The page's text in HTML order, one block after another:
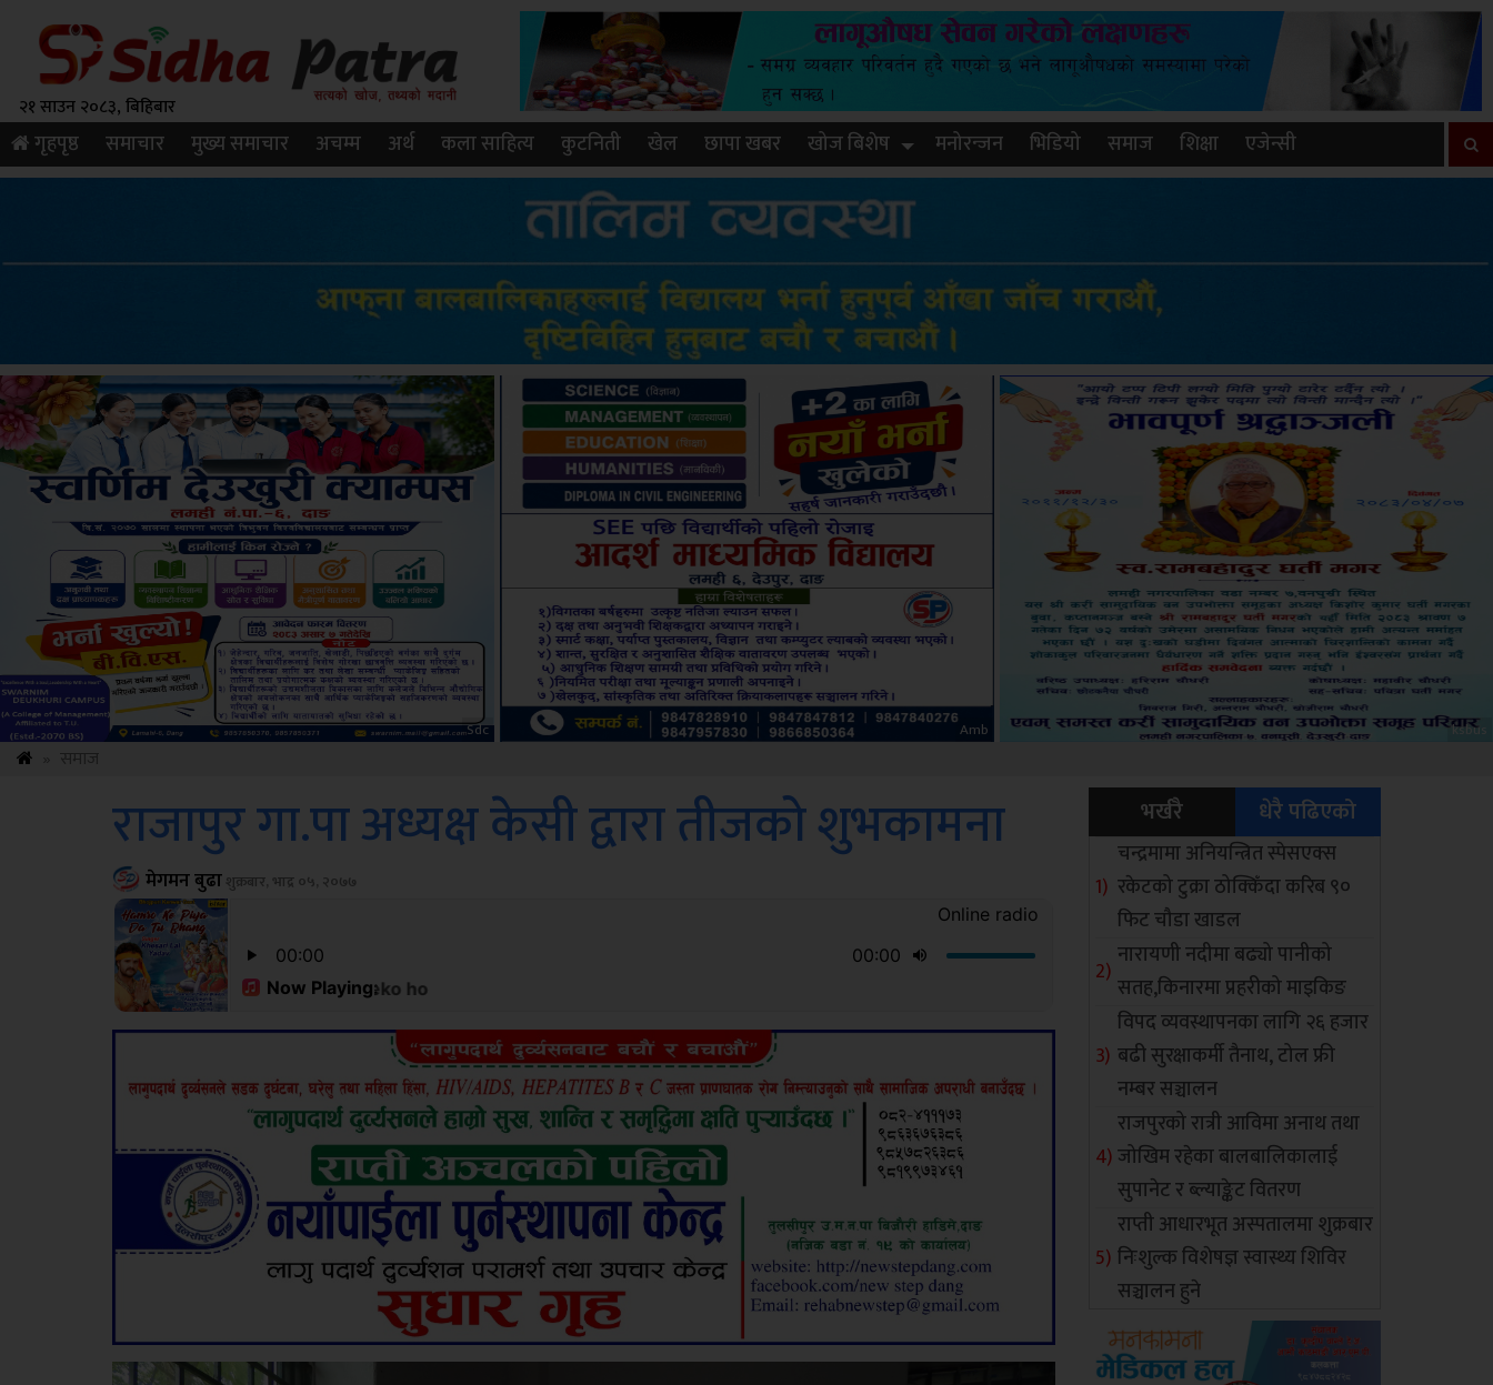
२१ साउन २०८३, बिहिबार
गृहपृष्ठ समाचार मुख्य समाचार अचम्म अर्थ कला साहित्य कुटनिती खेल छापा खबर खोज बिशेष मनोरन्जन भिडियो समाज शिक्षा एजेन्सी
Amb ksbus Sdc
राजापुर गा.पा अध्यक्ष केसी द्वारा तीजको शुभकामना
मेगमन बुढाशुक्रबार, भाद्र ०५, २०७७
भर्खरै धेरै पढिएको
चन्द्रमामा अनियन्त्रित स्पेसएक्स
रकेटको टुक्रा ठोक्किँदा करिब ९०
फिट चौडा खाडल
नारायणी नदीमा बढ्यो पानीको
सतह,किनारमा प्रहरीको माइकिङ
विपद व्यवस्थापनका लागि २६ हजार
बढी सुरक्षाकर्मी तैनाथ, टोल फ्री
नम्बर सञ्चालन
राजपुरको रात्री आविमा अनाथ तथा
जोखिम रहेका बालबालिकालाई
सुपानेट र ब्ल्याङ्केट वितरण
राप्ती आधारभूत अस्पतालमा शुक्रबार
निःशुल्क विशेषज्ञ स्वास्थ्य शिविर
सञ्चालन हुने